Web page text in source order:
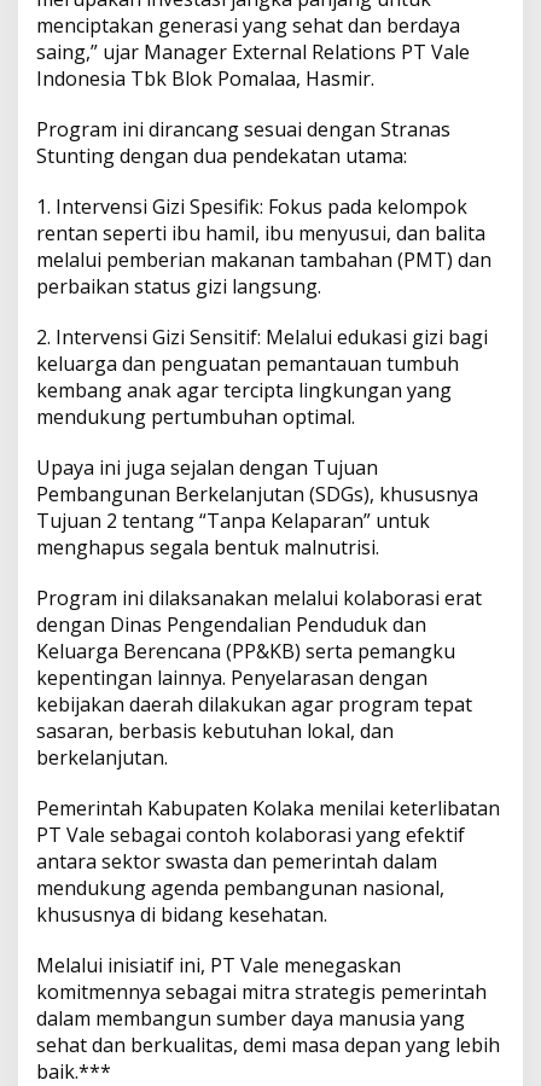
menciptakan generasi yang sehat dan berdaya
saing,” ujar Manager External Relations PT Vale
Indonesia Tbk Blok Pomalaa, Hasmir.
Program ini dirancang sesuai dengan Stranas
Stunting dengan dua pendekatan utama:
1. Intervensi Gizi Spesifik: Fokus pada kelompok
rentan seperti ibu hamil, ibu menyusui, dan balita
melalui pemberian makanan tambahan (PMT) dan
perbaikan status gizi langsung.
2. Intervensi Gizi Sensitif: Melalui edukasi gizi bagi
keluarga dan penguatan pemantauan tumbuh
kembang anak agar tercipta lingkungan yang
mendukung pertumbuhan optimal.
Upaya ini juga sejalan dengan Tujuan
Pembangunan Berkelanjutan (SDGs), khususnya
Tujuan 2 tentang “Tanpa Kelaparan” untuk
menghapus segala bentuk malnutrisi.
Program ini dilaksanakan melalui kolaborasi erat
dengan Dinas Pengendalian Penduduk dan
Keluarga Berencana (PP&KB) serta pemangku
kepentingan lainnya. Penyelarasan dengan
kebijakan daerah dilakukan agar program tepat
sasaran, berbasis kebutuhan lokal, dan
berkelanjutan.
Pemerintah Kabupaten Kolaka menilai keterlibatan
PT Vale sebagai contoh kolaborasi yang efektif
antara sektor swasta dan pemerintah dalam
mendukung agenda pembangunan nasional,
khususnya di bidang kesehatan.
Melalui inisiatif ini, PT Vale menegaskan
komitmennya sebagai mitra strategis pemerintah
dalam membangun sumber daya manusia yang
sehat dan berkualitas, demi masa depan yang lebih
baik.***